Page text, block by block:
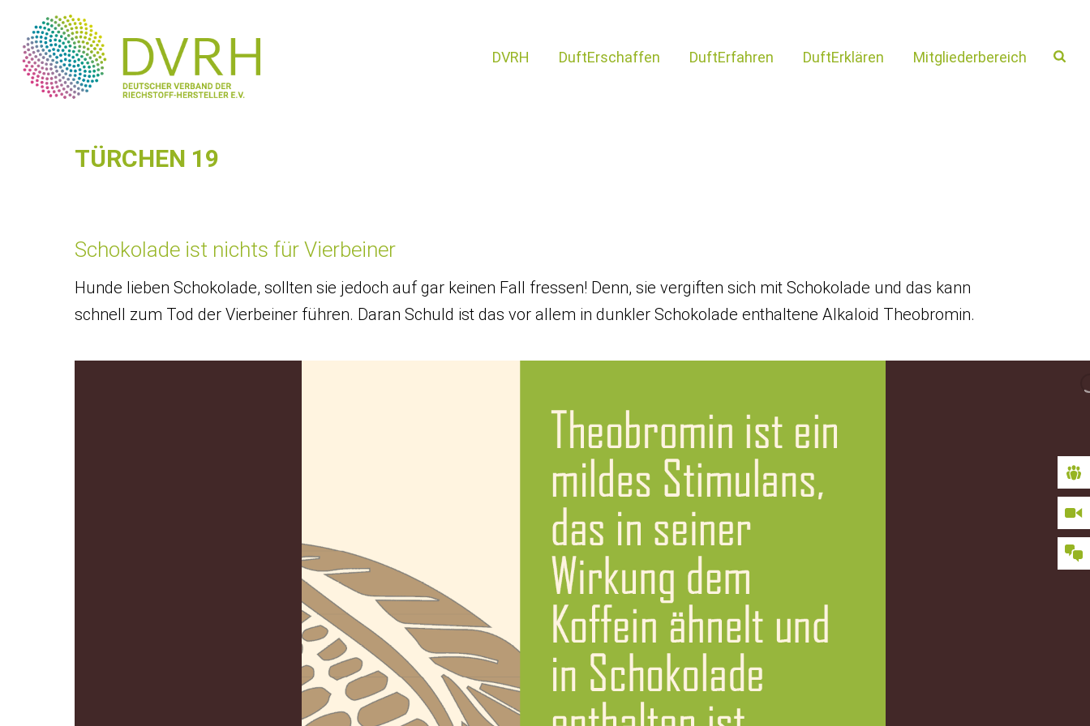
DVRH DuftErschaffen DuftErfahren DuftErklären Mitgliederbereich
TÜRCHEN 19
Schokolade ist nichts für Vierbeiner
Hunde lieben Schokolade, sollten sie jedoch auf gar keinen Fall fressen! Denn, sie vergiften sich mit Schokolade und das kann
schnell zum Tod der Vierbeiner führen. Daran Schuld ist das vor allem in dunkler Schokolade enthaltene Alkaloid Theobromin.